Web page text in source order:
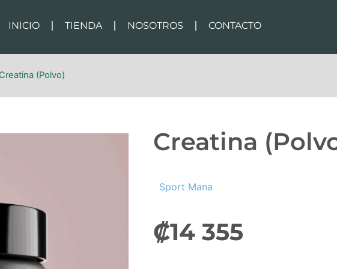
INICIO TIENDA NOSOTROS CONTACTO
Creatina (Polvo)
Creatina
Sport Mana
₡14 355